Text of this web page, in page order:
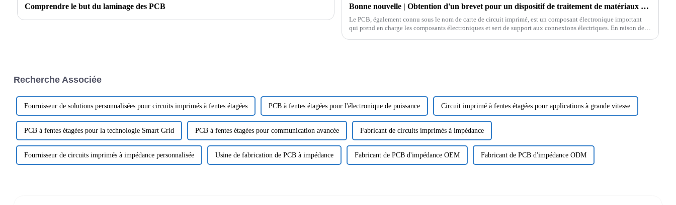
Comprendre le but du laminage des PCB Bonne nouvelle | Obtention d'un brevet pour un dispositif de traitement de matériaux PCB à haute fréquence par gravure laser à froid
Le PCB, également connu sous le nom de carte de circuit imprimé, est un composant électronique important
qui prend en charge les composants électroniques et sert de support aux connexions électriques. En raison de
Recherche Associée
Fournisseur de solutions personnalisées pour circuits imprimés à fentes étagées PCB à fentes étagées pour l'électronique de puissance Circuit imprimé à fentes étagées pour applications à grande vitesse
PCB à fentes étagées pour la technologie Smart Grid PCB à fentes étagées pour communication avancée Fabricant de circuits imprimés à impédance
Fournisseur de circuits imprimés à impédance personnalisée Usine de fabrication de PCB à impédance Fabricant de PCB d'impédance OEM Fabricant de PCB d'impédance ODM